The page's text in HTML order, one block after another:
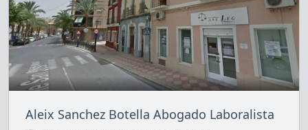
Aleix Sanchez Botella Abogado Laboralista